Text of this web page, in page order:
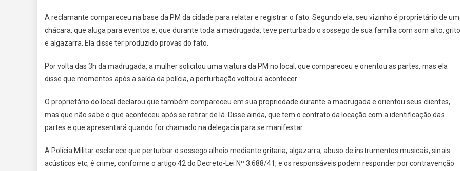
CHÁCARA
EM
PERTURBAÇÃO
DO
ALHEIO
NESTE
SÁBADO
A reclamante compareceu na base da PM da cidade para relatar e registrar o fato. Segundo ela, seu vizinho é proprietário de
chácara, que aluga para eventos e, que durante toda a madrugada, teve perturbado o sossego de sua família com som alto,
e algazarra. Ela disse ter produzido provas do fato.
Por volta das 3h da madrugada, a mulher solicitou uma viatura da PM no local, que compareceu e orientou as partes, mas ela
disse que momentos após a saída da polícia, a perturbação voltou a acontecer.
O proprietário do local declarou que também compareceu em sua propriedade durante a madrugada e orientou seus clientes,
mas que não sabe o que aconteceu após se retirar de lá. Disse ainda, que tem o contrato da locação com a identificação das
partes e que apresentará quando for chamado na delegacia para se manifestar.
A Polícia Militar esclarece que perturbar o sossego alheio mediante gritaria, algazarra, abuso de instrumentos musicais, sinais
acústicos etc, é crime, conforme o artigo 42 do Decreto-Lei Nº 3.688/41, e os responsáveis podem responder por contravenção